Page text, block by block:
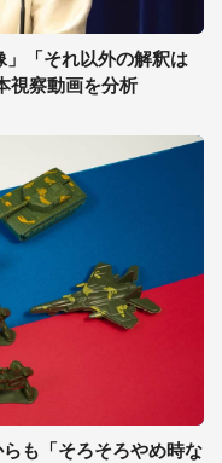
」「それ以外の解釈は
視察動画を分析
も「そろそろやめ時な